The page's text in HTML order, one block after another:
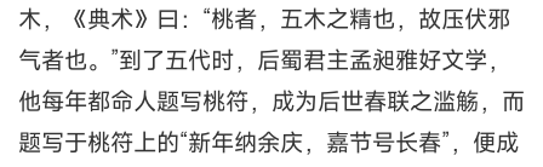
木，《典术》曰：“桃者，五木之精也，故压伏邪
气者也。”到了五代时，后蜀君主孟昶雅好文学，
他每年都命人题写桃符，成为后世春联之滥觞，而
题写于桃符上的“新年纳余庆，嘉节号长春”，便成